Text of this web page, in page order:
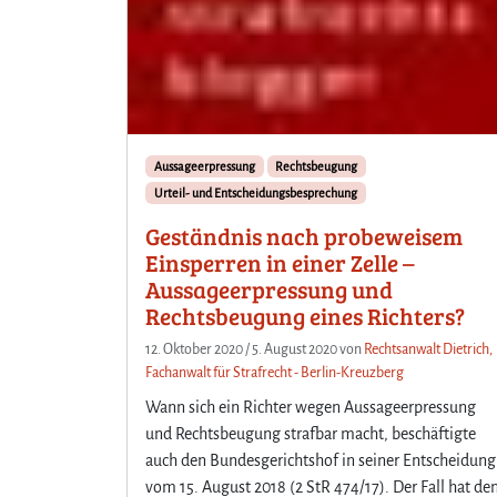
Aussageerpressung
Rechtsbeugung
Urteil- und Entscheidungsbesprechung
Geständnis nach probeweisem
Einsperren in einer Zelle –
Aussageerpressung und
Rechtsbeugung eines Richters?
12. Oktober 2020 / 5. August 2020von Rechtsanwalt Dietrich,
Fachanwalt für Strafrecht - Berlin-Kreuzberg
Wann sich ein Richter wegen Aussageerpressung
und Rechtsbeugung strafbar macht, beschäftigte
auch den Bundesgerichtshof in seiner Entscheidung
vom 15. August 2018 (2 StR 474/17). Der Fall hat